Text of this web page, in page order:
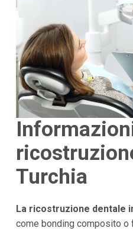
Turchia
La ricostruzione dentale
come bonding composito o